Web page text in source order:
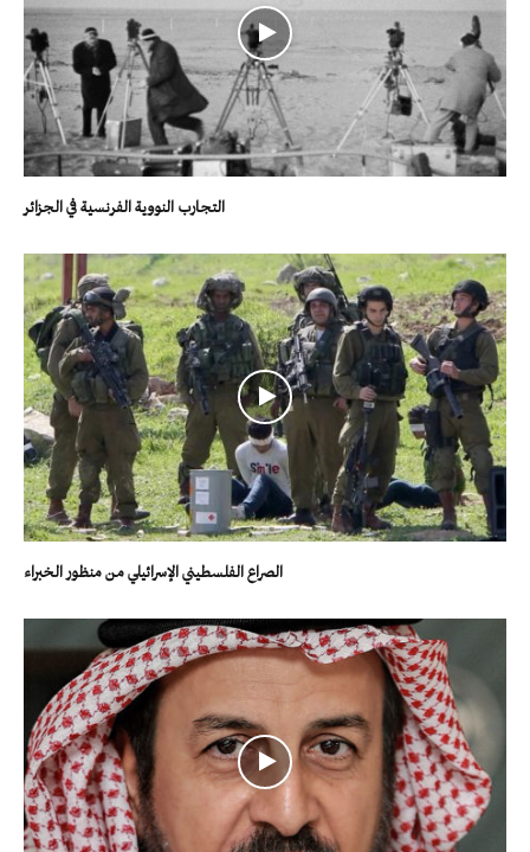
التجارب النووية الفرنسية في الجزائر
الصراع الفلسطيني الإسرائيلي من منظور الخبراء